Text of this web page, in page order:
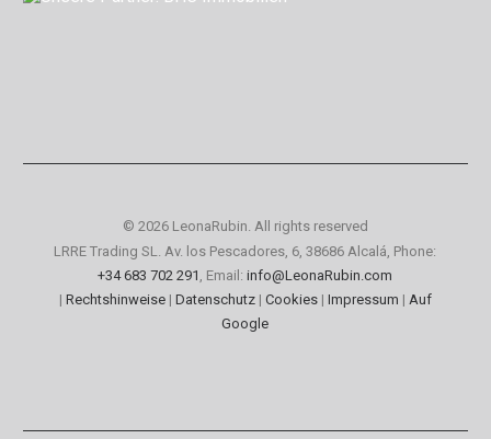
© 2026 LeonaRubin. All rights reserved
LRRE Trading SL. Av. los Pescadores, 6, 38686 Alcalá, Phone:
+34 683 702 291 , Email:info@LeonaRubin.com
| Rechtshinweise| Datenschutz| Cookies| Impressum | Auf
Google